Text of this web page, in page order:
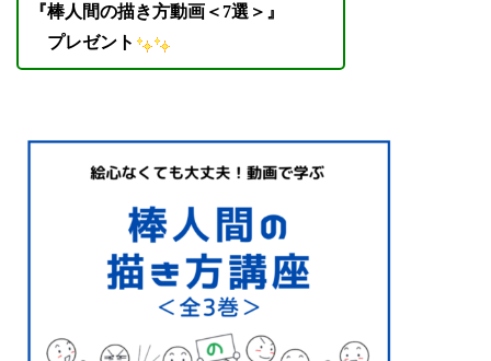
『棒人間の描き方動画＜7選＞』
プレゼント